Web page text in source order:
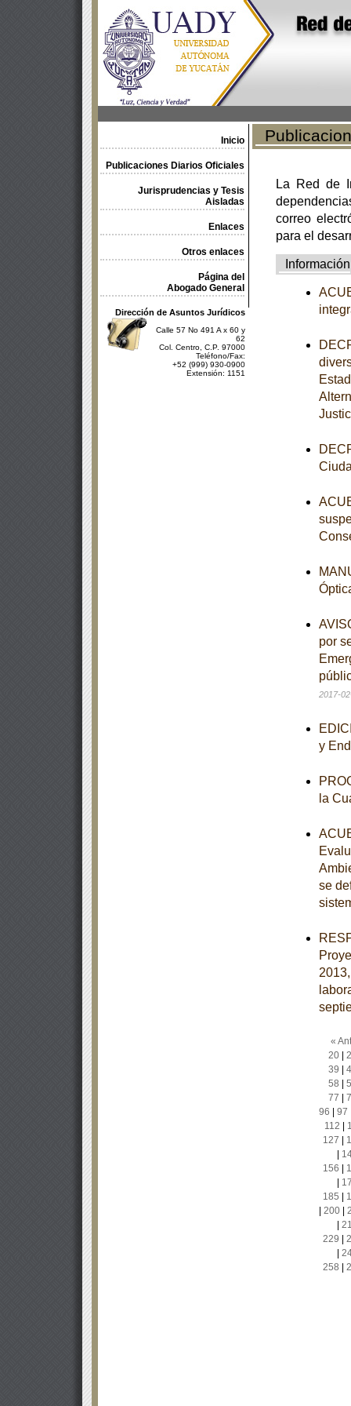
Inicio
Publicaciones Diarios Oficiales
Jurisprudencias y Tesis
Aisladas
Enlaces
Otros enlaces
Página del
Abogado General
Dirección de Asuntos Jurídicos
Calle 57 No 491 A x 60 y
62
Col. Centro, C.P. 97000
Teléfono/Fax:
+52 (999) 930-0900
Extensión: 1151
La Red de
correo
para el
Información
por
2017-
y
la
se
«
20|
39
58
77
96
97
112
127
156
185
200|
229
258